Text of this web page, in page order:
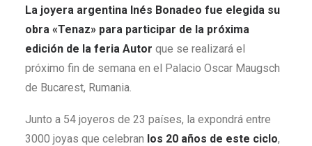
La joyera argentina Inés Bonadeo fue elegida su
obra «Tenaz» para participar de la próxima
edición de la feria Autor que se realizará el
próximo fin de semana en el Palacio Oscar Maugsch
de Bucarest, Rumania.
Junto a 54 joyeros de 23 países, la expondrá entre
3000 joyas que celebran los 20 años de este ciclo,